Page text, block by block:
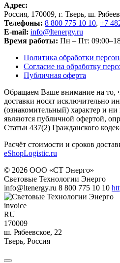
Адрес:
Россия, 170009, г. Тверь, ш.
Телефоны: 8 800 775 10 10, +7
E-mail: info@ltenergy.ru
Время работы: Пн – Пт:
Политика обработки
Согласие на обработку
Публичная оферта
Обращаем Ваше внимание на то,
доставки носят исключительно
(ознакомительный) характер и
являются публичной офертой,
Статьи 437(2) Гражданского
Расчёт стоимости и сроков
eShopLogistic.ru
© 2026 ООО «СТ Энерго»
Световые Технологии Энерго
info@ltenergy.ru 8 800 775 10 10
invoice
RU
170009
ш. Рябеевское, 22
Тверь, Россия